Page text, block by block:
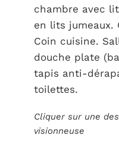
chambre avec
en lits jumeaux.
Coin cuisine.
douche plate
tapis anti-
toilettes.
Cliquer sur une
visionneuse